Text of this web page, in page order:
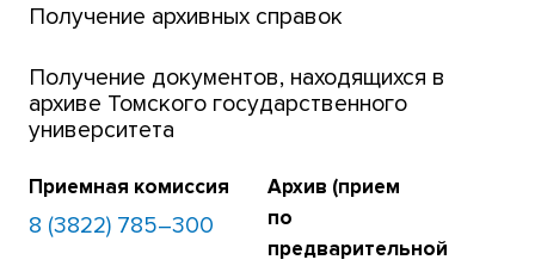
Получение архивных справок
Получение документов, находящихся в
архиве Томского государственного
университета
Приемная комиссия
8 (3822) 785–300
Архив (прием
по
предварительной